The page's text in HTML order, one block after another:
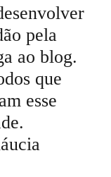
pela
ao blog.
que
esse